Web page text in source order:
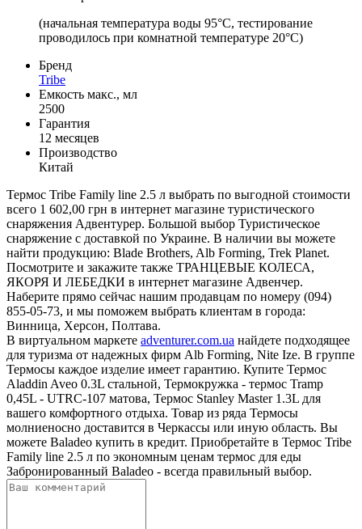
(начальная температура воды 95°C, тестирование
проводилось при комнатной температуре 20°C)
Бренд
Tribe
Емкость макс., мл
2500
Гарантия
12 месяцев
Производство
Китай
Термос Tribe Family line 2.5 л выбрать по выгодной стоимости
всего 1 602,00 грн в интернет магазине туристического
снаряжения Адвентурер. Большой выбор Туристическое
снаряжение с доставкой по Украине. В наличии вы можете
найти продукцию: Blade Brothers, Alb Forming, Trek Planet.
Посмотрите и закажите также ТРАНЦЕВЫЕ КОЛЕСА,
ЯКОРЯ И ЛЕБЕДКИ в интернет магазине Адвенчер.
Наберите прямо сейчас нашим продавцам по номеру (094)
855-05-73, и мы поможем выбрать клиентам в города:
Винница, Херсон, Полтава.
В виртуальном маркете adventurer.com.ua найдете подходящее
для туризма от надежных фирм Alb Forming, Nite Ize. В группе
Термосы каждое изделие имеет гарантию. Купите Термос
Aladdin Aveo 0.3L стальной, Термокружка - термос Tramp
0,45L - UTRC-107 матова, Термос Stanley Master 1.3L для
вашего комфортного отдыха. Товар из ряда Термосы
молниеносно доставится в Черкассы или иную область. Вы
можете Baladeo купить в кредит. Приобретайте в Термос Tribe
Family line 2.5 л по экономным ценам термос для еды
Забронированный Baladeo - всегда правильный выбор.